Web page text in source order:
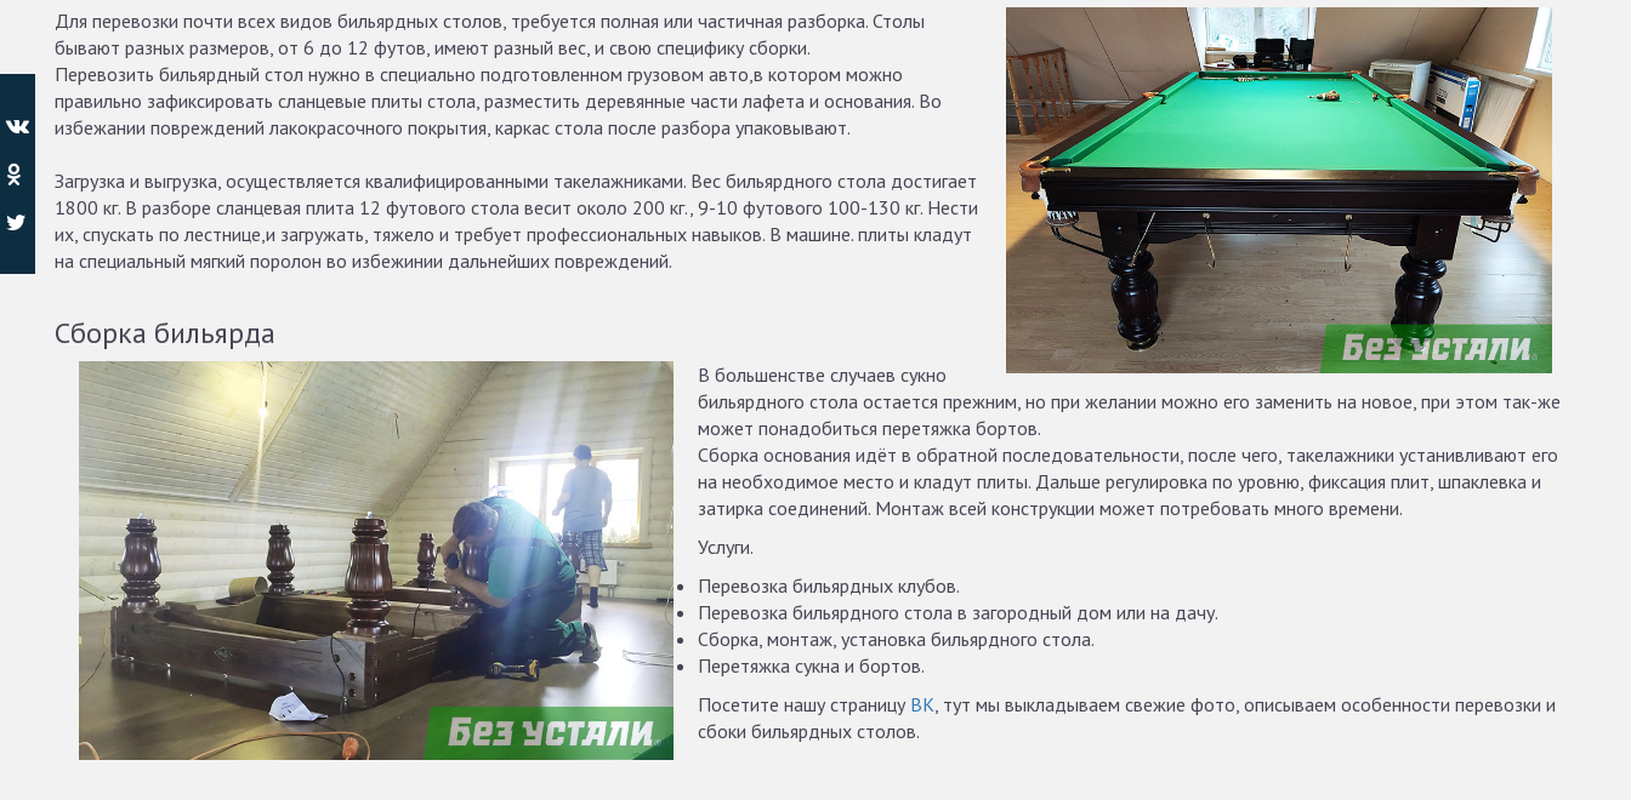
Для перевозки почти всех видов бильярдных столов, требуется полная или частичная разборка. Столы
бывают разных размеров, от 6 до 12 футов, имеют разный вес, и свою специфику сборки.
Перевозить бильярдный стол нужно в специально подготовленном грузовом авто,в котором можно
правильно зафиксировать сланцевые плиты стола, разместить деревянные части лафета и основания. Во
избежании повреждений лакокрасочного покрытия, каркас стола после разбора упаковывают.
Загрузка и выгрузка, осуществляется квалифицированными такелажниками. Вес бильярдного стола достигает
1800 кг. В разборе сланцевая плита 12 футового стола весит около 200 кг., 9-10 футового 100-130 кг. Нести
их, спускать по лестнице,и загружать, тяжело и требует профессиональных навыков. В машине. плиты кладут
на специальный мягкий поролон во избежинии дальнейших повреждений.
Сборка бильярда
В большенстве случаев сукно
бильярдного стола остается прежним, но при желании можно его заменить на новое, при этом так-же
может понадобиться перетяжка бортов.
Сборка основания идёт в обратной последовательности, после чего, такелажники устанивливают его
на необходимое место и кладут плиты. Дальше регулировка по уровню, фиксация плит, шпаклевка и
затирка соединений. Монтаж всей конструкции может потребовать много времени.
Услуги.
Перевозка бильярдных клубов.
Перевозка бильярдного стола в загородный дом или на дачу.
Сборка, монтаж, установка бильярдного стола.
Перетяжка сукна и бортов.
Посетите нашу страницу ВК , тут мы выкладываем свежие фото, описываем особенности перевозки и
сбоки бильярдных столов.